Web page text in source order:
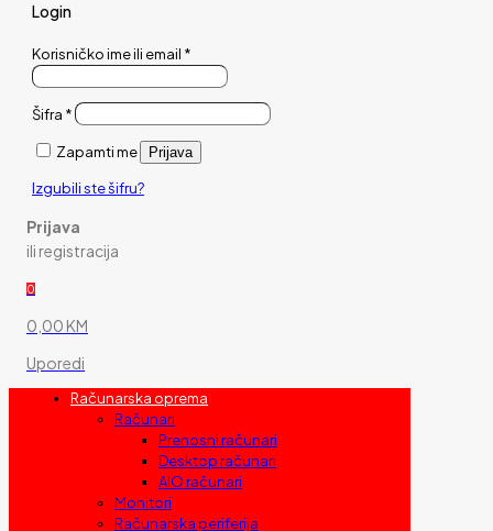
Login
Korisničko ime ili email *
Šifra *
Zapamti me Prijava
Izgubili ste šifru?
Prijava
ili registracija
0
0,00 KM
Uporedi
Računarska oprema
Računari
Prenosni računari
Desktop računari
AIO računari
Monitori
Računarska periferija